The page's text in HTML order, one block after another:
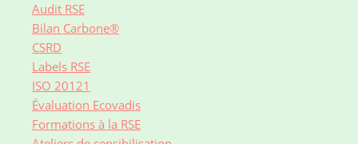
Audit RSE
Bilan Carbone®
CSRD
Labels RSE
ISO 20121
Évaluation Ecovadis
Formations à la RSE